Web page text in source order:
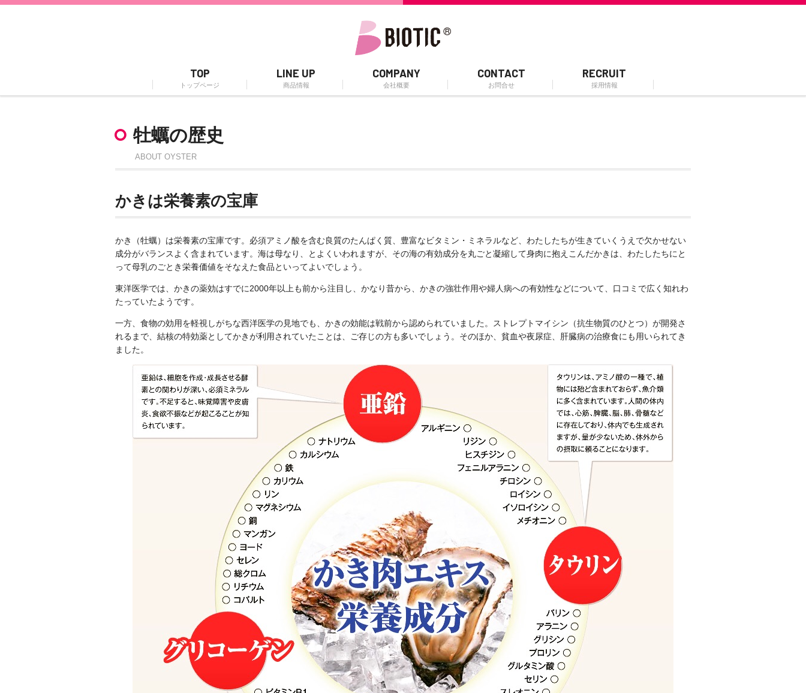
TOP
トップページ
LINE UP
商品情報
COMPANY
会社概要
CONTACT
お問合せ
RECRUIT
採用情報
牡蠣の歴史
ABOUT OYSTER
かきは栄養素の宝庫
かき（牡蠣）は栄養素の宝庫です。必須アミノ酸を含む良質のたんぱく質、豊富なビタミン・ミネラルなど、わたしたちが生きていくうえで欠かせない
成分がバランスよく含まれています。海は母なり、とよくいわれますが、その海の有効成分を丸ごと凝縮して身肉に抱えこんだかきは、わたしたちにと
って母乳のごとき栄養価値をそなえた食品といってよいでしょう。
東洋医学では、かきの薬効はすでに2000年以上も前から注目し、かなり昔から、かきの強壮作用や婦人病への有効性などについて、口コミで広く知れわ
たっていたようです。
一方、食物の効用を軽視しがちな西洋医学の見地でも、かきの効能は戦前から認められていました。ストレプトマイシン（抗生物質のひとつ）が開発さ
れるまで、結核の特効薬としてかきが利用されていたことは、ご存じの方も多いでしょう。そのほか、貧血や夜尿症、肝臓病の治療食にも用いられてき
ました。